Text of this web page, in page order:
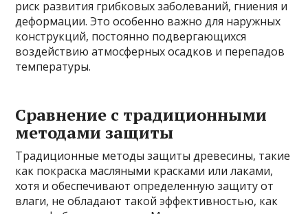
риск развития грибковых заболеваний, гниения и
деформации. Это особенно важно для наружных
конструкций, постоянно подвергающихся
воздействию атмосферных осадков и перепадов
температуры.
Сравнение с традиционными
методами защиты
Традиционные методы защиты древесины, такие
как покраска масляными красками или лаками,
хотя и обеспечивают определенную защиту от
влаги, не обладают такой эффективностью, как